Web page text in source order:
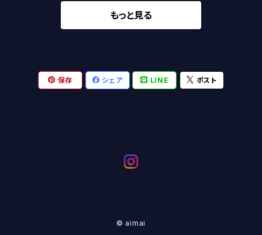
もっと見る
保存 シェア LINE ポスト
© aimai